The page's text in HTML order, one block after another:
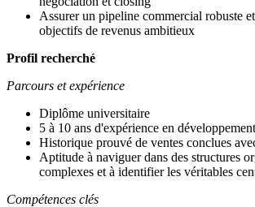
Assurer un pipeline commercial robuste
objectifs de revenus ambitieux
Profil recherché
Parcours et expérience
Diplôme universitaire
5 à 10 ans d'expérience en
Historique prouvé de ventes conclues
Aptitude à naviguer dans des structures
complexes et à identifier les véritables
Compétences clés